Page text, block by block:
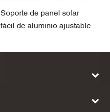
Soporte de panel solar
fácil de aluminio ajustable